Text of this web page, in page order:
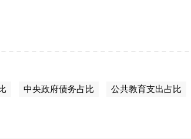
中央政府债务占比 公共教育支出占比